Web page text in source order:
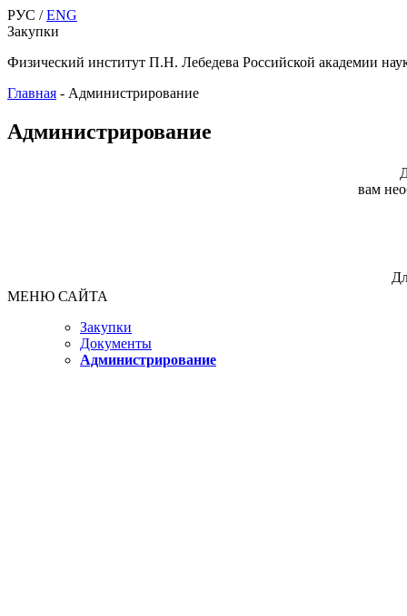
РУС /ENG
Закупки
Физический институт П.Н. Лебедева Российской академии
Главная - Администрирование
Администрирование
вам
МЕНЮ САЙТА
Закупки
Документы
Администрирование